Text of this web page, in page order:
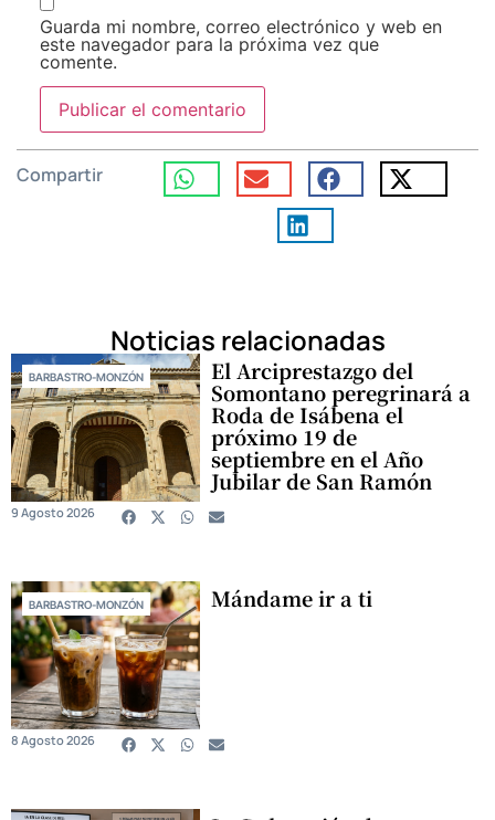
Guarda mi nombre, correo electrónico y web en
este navegador para la próxima vez que
comente.
Compartir
Noticias relacionadas
BARBASTRO-MONZÓN El Arciprestazgo del
Somontano peregrinará a
Roda de Isábena el
próximo 19 de
septiembre en el Año
Jubilar de San Ramón
9 Agosto 2026
BARBASTRO-MONZÓN Mándame ir a ti
8 Agosto 2026